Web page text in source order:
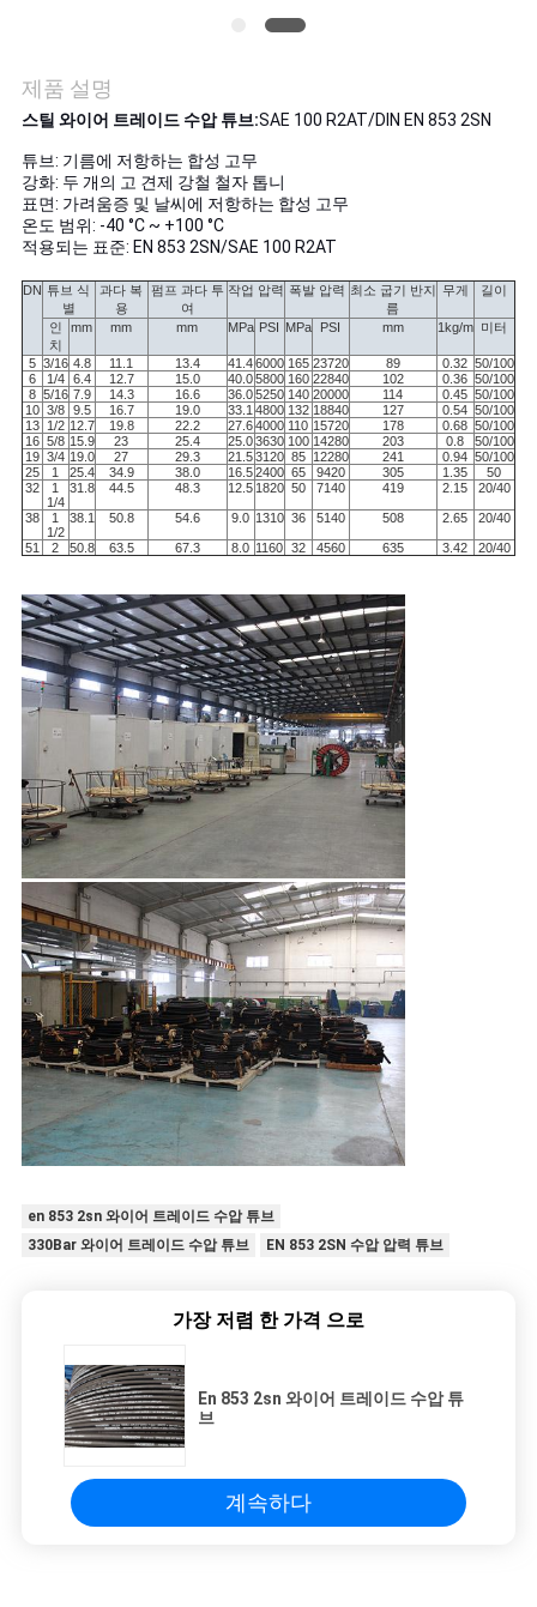
조
회
를
요
청
하
다
사
이
트
맵
PRIVACY
POLICY
제품 설명
스틸 와이어 트레이드 수압 튜브:SAE 100 R2AT/DIN EN 853 2SN
튜브: 기름에 저항하는 합성 고무
강화: 두 개의 고 견제 강철 철자 톱니
표면: 가려움증 및 날씨에 저항하는 합성 고무
온도 범위: -40 °C ~ +100 °C
적용되는 표준: EN 853 2SN/SAE 100 R2AT
DN 튜브 식
별
과다 복
용
펌프 과다 투
여
작업 압력 폭발 압력 최소 굽기 반지
름
무게 길이
인
치
mm mm mm MPa PSI MPa PSI mm 1kg/m 미터
5 3/16 4.8 11.1 13.4 41.46000 165 23720 89 0.32 50/100
6
1/4 6.4 12.7 15.0 40.05800 160 22840 102 0.36 50/100
8 5/16 7.9 14.3 16.6 36.05250 140 20000 114 0.45 50/100
10 3/8 9.5 16.7 19.0 33.14800 132 18840 127 0.54 50/100
13 1/2 12.7 19.8 22.2 27.64000 110 15720 178 0.68 50/100
16 5/8 15.9 23 25.4 25.03630 100 14280 203 0.8
50/100
19 3/4 19.0 27 29.3 21.53120 85 12280 241 0.94 50/100
25
1 25.4 34.9 38.0 16.52400 65 9420 305 1.35
50
32
1
1/4
31.8 44.5 48.3 12.51820 50 7140 419 2.15 20/40
38
1
1/2
38.1 50.8 54.6 9.0 1310 36 5140 508 2.65 20/40
51 2 50.8 63.5 67.3 8.0 1160 32 4560 635 3.42 20/40
en 853 2sn 와이어 트레이드 수압 튜브
330Bar 와이어 트레이드 수압 튜브
EN 853 2SN 수압 압력 튜브
가장 저렴 한 가격 으로
En 853 2sn 와이어 트레이드 수압 튜
브
계속하다